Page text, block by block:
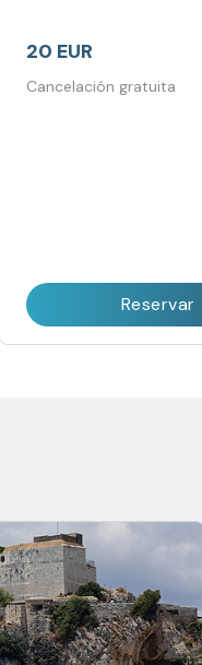
20 EUR
Cancelación gratuita
Reservar